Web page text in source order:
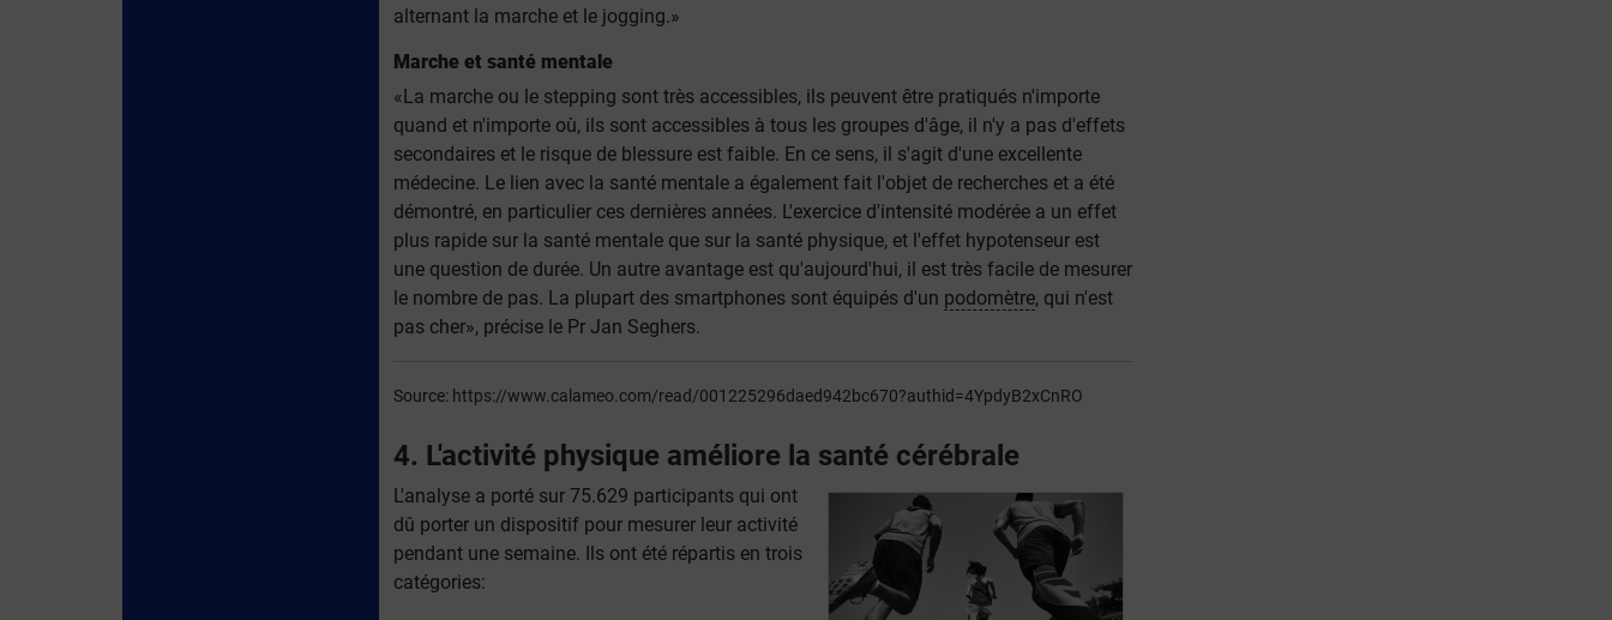
alternant la marche et le jogging.»
Marche et santé mentale
«La marche ou le stepping sont très accessibles, ils peuvent être pratiqués n'importe
quand et n'importe où, ils sont accessibles à tous les groupes d'âge, il n'y a pas d'effets
secondaires et le risque de blessure est faible. En ce sens, il s'agit d'une excellente
médecine. Le lien avec la santé mentale a également fait l'objet de recherches et a été
démontré, en particulier ces dernières années. L'exercice d'intensité modérée a un effet
plus rapide sur la santé mentale que sur la santé physique, et l'effet hypotenseur est
une question de durée. Un autre avantage est qu'aujourd'hui, il est très facile de mesurer
le nombre de pas. La plupart des smartphones sont équipés d'un podomètre, qui n'est
pas cher», précise le Pr Jan Seghers.
Source: https://www.calameo.com/read/001225296daed942bc670?authid=4YpdyB2xCnRO
4. L'activité physique améliore la santé cérébrale
L'analyse a porté sur 75.629 participants qui ont
dû porter un dispositif pour mesurer leur activité
pendant une semaine. Ils ont été répartis en trois
catégories: